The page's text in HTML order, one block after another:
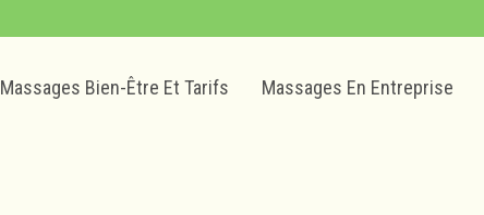
Massages Bien-Être Et Tarifs Massages En Entreprise